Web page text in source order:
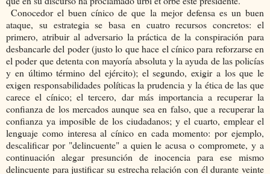
Conocedor el buen cínico de que la mejor defensa es un buen
ataque, su estrategia se basa en cuatro recursos concretos: el
primero, atribuir al adversario la práctica de la conspiración para
desbancarle del poder (justo lo que hace el cínico para reforzarse en
el poder que detenta con mayoría absoluta y la ayuda de las policías
y en último término del ejército); el segundo, exigir a los que le
exigen responsabilidades políticas la prudencia y la ética de las que
carece el cínico; el tercero, dar más importancia a recuperar la
confianza de los mercados aunque sea en falso, que a recuperar la
confianza ya imposible de los ciudadanos; y el cuarto, emplear el
lenguaje como interesa al cínico en cada momento: por ejemplo,
descalificar por "delincuente" a quien le acusa o compromete, y a
continuación alegar presunción de inocencia para ese mismo
delincuente para justificar su estrecha relación con él durante veinte